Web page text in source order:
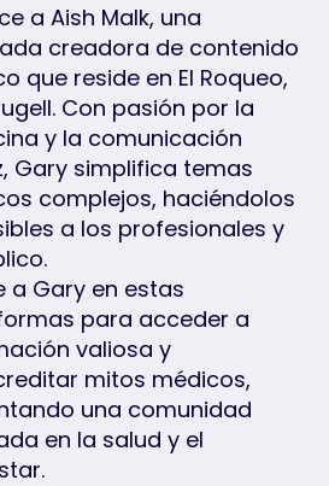
a Aish Malk, una
creadora de contenido
que reside en El Roqueo,
Con pasión por la
y la comunicación
Gary simplifica temas
complejos, haciéndolos
a los profesionales y
a Gary en estas
para acceder a
valiosa y
mitos médicos,
una comunidad
en la salud y el